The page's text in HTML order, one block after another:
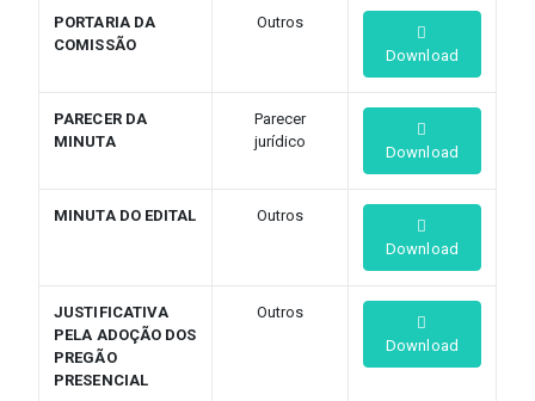
PORTARIA DA
COMISSÃO
Outros
Download
PARECER DA
MINUTA
Parecer
jurídico
Download
MINUTA DO EDITAL
Outros
Download
JUSTIFICATIVA
PELA ADOÇÃO DOS
PREGÃO
PRESENCIAL
Outros
Download